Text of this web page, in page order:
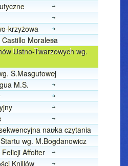
krzyżowa
Moralesa
Ustno-Twarzowych wg.
S.Masgutowej
M.S.
nauka czytania
wg. M.Bogdanowicz
Affolter
Knillów